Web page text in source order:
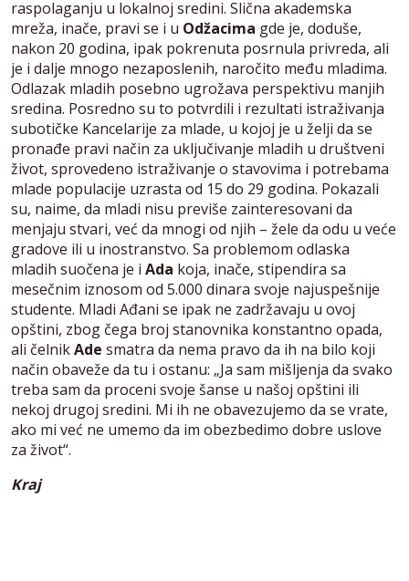
raspolaganju u lokalnoj sredini. Slična akademska
mreža, inače, pravi se i u Odžacima gde je, doduše,
nakon 20 godina, ipak pokrenuta posrnula privreda, ali
je i dalje mnogo nezaposlenih, naročito među mladima.
Odlazak mladih posebno ugrožava perspektivu manjih
sredina. Posredno su to potvrdili i rezultati istraživanja
subotičke Kancelarije za mlade, u kojoj je u želji da se
pronađe pravi način za uključivanje mladih u društveni
život, sprovedeno istraživanje o stavovima i potrebama
mlade populacije uzrasta od 15 do 29 godina. Pokazali
su, naime, da mladi nisu previše zainteresovani da
menjaju stvari, već da mnogi od njih – žele da odu u veće
gradove ili u inostranstvo. Sa problemom odlaska
mladih suočena je i Ada koja, inače, stipendira sa
mesečnim iznosom od 5.000 dinara svoje najuspešnije
studente. Mladi Ađani se ipak ne zadržavaju u ovoj
opštini, zbog čega broj stanovnika konstantno opada,
ali čelnikAde smatra da nema pravo da ih na bilo koji
način obaveže da tu i ostanu: „Ja sam mišljenja da svako
treba sam da proceni svoje šanse u našoj opštini ili
nekoj drugoj sredini. Mi ih ne obavezujemo da se vrate,
ako mi već ne umemo da im obezbedimo dobre uslove
za život“.
Kraj